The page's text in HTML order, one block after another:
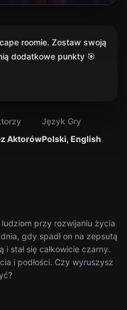
AktorówPolski, English
Język Gry
ludziom przy rozwijaniu życia
gdy spadł on na zepsutą
i stał się całkowicie czarny.
i podłości. Czy wyruszysz
roomie. Zostaw swoją
dodatkowe punkty 🎯